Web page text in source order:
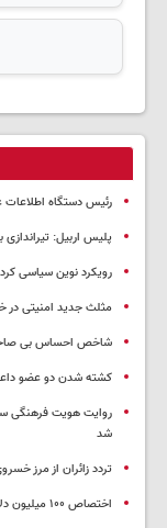
رئیس دستگاه اطلاعات
پلیس اربیل:
رویکرد نوین سیاسی
مثلث جدید امنیتی در
شاخص احساس بی
کشته شدن دو عضو
شد
تردد زائران از مرز خسروی
اختصاص ۱۰۰ میلیون دلار برای نوسازی نظام پولی سوریه توسط بانک جهانی